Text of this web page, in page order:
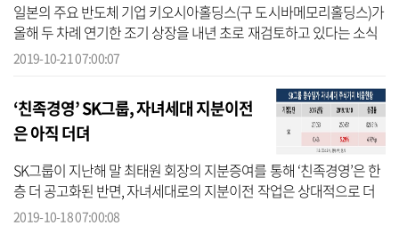
일본의 주요 반도체 기업 키오시아홀딩스(구 도시바메모리홀딩스)가
올해 두 차례 연기한 조기 상장을 내년 초로 재검토하고 있다는 소식
이 나오면서, 앞서 이 회사 인수에 재무적 투자자로 참여했던 SK하이
2019-10-21 07:00:07
‘친족경영’ SK그룹, 자녀세대 지분이전
은 아직 더뎌
SK그룹이 지난해 말 최태원 회장의 지분증여를 통해 ‘친족경영’은 한
층 더 공고화된 반면, 자녀세대로의 지분이전 작업은 상대적으로 더
딘 모습을 보였다.18일 기업평가사이트 CEO스코어가 59개 대기업집
2019-10-18 07:00:08